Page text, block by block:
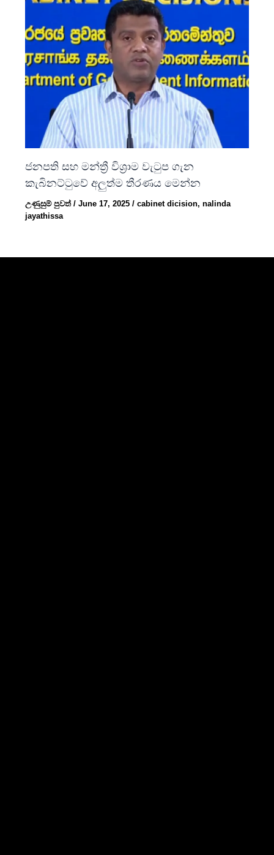
ජනපති සහ මන්ත්‍රී විශ්‍රාම වැටුප ගැන
කැබිනට්ටුවේ අලුත්ම තීරණය මෙන්න
උණුසුම් පුවත්/June 17, 2025/cabinet dicision,nalinda
jayathissa